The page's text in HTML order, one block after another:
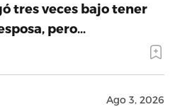
tres veces bajo tener
pero…
Ago 3, 2026